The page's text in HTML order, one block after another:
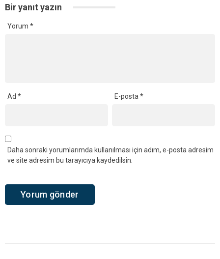
Bir yanıt yazın
Yorum *
Ad * E-posta*
Daha sonraki yorumlarımda kullanılması için adım, e-posta adresim
ve site adresim bu tarayıcıya kaydedilsin.